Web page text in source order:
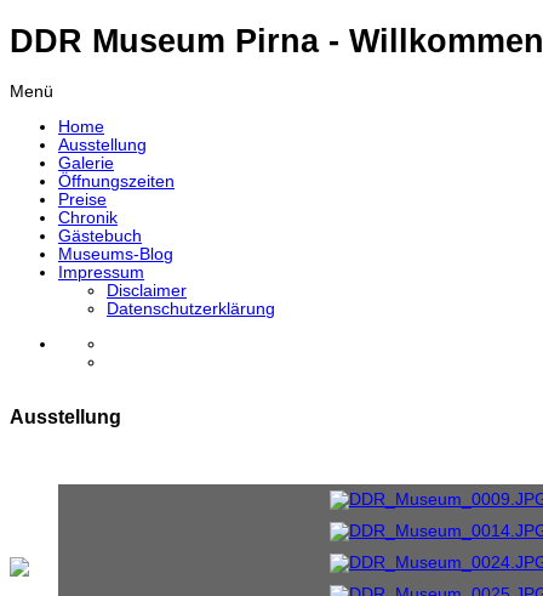
DDR Museum Pirna -
Menü
Home
Ausstellung
Galerie
Öffnungszeiten
Preise
Chronik
Gästebuch
Museums-Blog
Impressum
Disclaimer
Datenschutzerklärung
Ausstellung